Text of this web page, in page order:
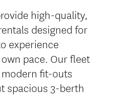
high-quality,
designed for
experience
pace. Our fleet
fit-outs
spacious 3-berth